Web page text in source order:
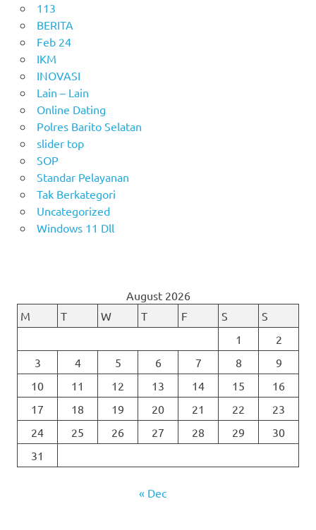
113
BERITA
Feb 24
IKM
INOVASI
Lain – Lain
Online Dating
Polres Barito Selatan
slider top
SOP
Standar Pelayanan
Tak Berkategori
Uncategorized
Windows 11 Dll
August 2026
M
T W T F S
S
1
2
3
4 5 6 7 8
9
10
11 12 13 14 15
16
17
18 19 20 21 22
23
24
25 26 27 28 29
30
31
« Dec